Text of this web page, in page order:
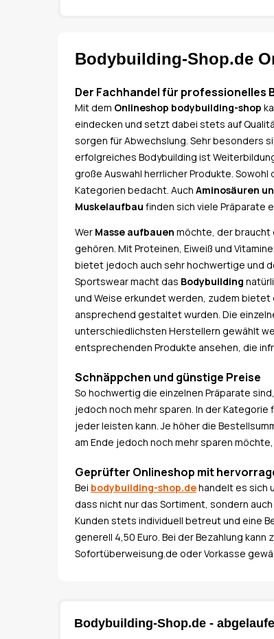
Bodybuilding-Shop.de
Der Fachhandel für professionelles
Mit dem Onlineshop bodybuilding-shop
eindecken und setzt dabei stets auf
sorgen für Abwechslung. Sehr besonders
erfolgreiches Bodybuilding ist
große Auswahl herrlicher Produkte.
Kategorien bedacht. Auch Aminosäuren
Muskelaufbau finden sich viele Präparate
Wer Masse aufbauen möchte, der braucht
gehören. Mit Proteinen, Eiweiß und
bietet jedoch auch sehr hochwertige und
Sportswear macht das Bodybuilding
und Weise erkundet werden, zudem
ansprechend gestaltet wurden. Die
unterschiedlichsten Herstellern gewählt
entsprechenden Produkte ansehen, die
Schnäppchen und günstige Preise
So hochwertig die einzelnen Präparate
jedoch noch mehr sparen. In der
jeder leisten kann. Je höher die
am Ende jedoch noch mehr sparen
Geprüfter Onlineshop mit
Bei bodybuilding-shop.dehandelt es sich
dass nicht nur das Sortiment, sondern
Kunden stets individuell betreut und eine
generell 4,50 Euro. Bei der Bezahlung kann
Sofortüberweisung.de oder Vorkasse
Bodybuilding-Shop.de -